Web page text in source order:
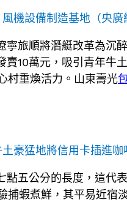
風機設備制造基地（央廣
寧旅順將潛艇改革為沉
10萬元，吸引青年
村重煥活力。山東壽光
豪猛地將信用卡插進
點五公分的長度，這代
捕蝦煮鮮，其平易近宿